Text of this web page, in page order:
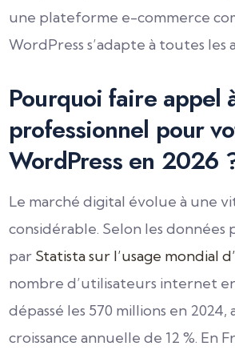
une plateforme e-commerce
WordPress s’adapte à toutes les
Pourquoi faire appel
professionnel pour
WordPress en 2026
Le marché digital évolue à une
considérable. Selon les données
par Statista sur l’usage mondial
nombre d’utilisateurs internet
dépassé les 570 millions en 2024,
croissance annuelle de 12 %. En